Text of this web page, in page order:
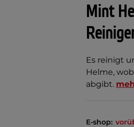
Mint
Es reinigt
Helme,
abgibt.
E-shop: